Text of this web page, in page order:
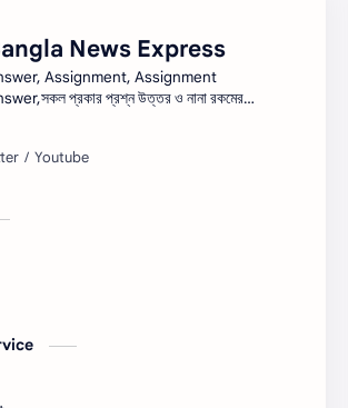
রচনা
News Express
Assignment, Assignment
প্রকার প্রশ্ন উত্তর ও নানা রকমের
(Job Circular) -